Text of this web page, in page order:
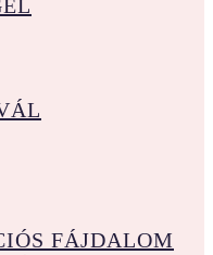
FÁJDALOM